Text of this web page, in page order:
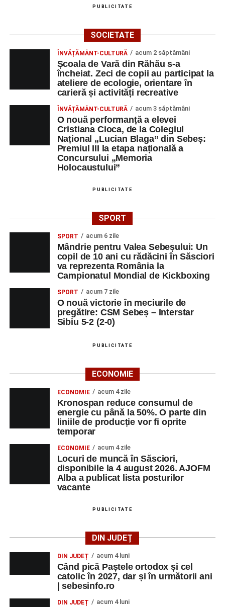
Platoul Centrului Cultural „Lucian
Blaga” Sebeș
(Race Office) pentru competiția„Cicloaventurier de
Râpa Roșie
Orele 17.00–20.00
– Antrenamente libere pe traseul de
Centrul Cultural „Lucian Blaga”
Sebeș – Sala de spectacole
– Proiecție cinematografică:
Gabi Virginia Șarga și Cătălin Rotaru, producător Gabi
DUMINICĂ, 23 AUGUST 2026
Râpa Roșie
„Cicloaventurier de Sebeș”
al competiției MTB pentru copii.
LUNI, 24 AUGUST 2026
Ora 18.00– Activități recreative pentru copii, susținute de
trupele de teatru„Gepetto”și„Pied Piper”
Seară cu tradiții săsești, cu participarea:
Fanfarei din Petrești;
Trupei de Dansuri Săsești;
Alexandrei Pamfilie;
Alfred Dahinten.
– Proiecție cinematografică:
de Federico Fellini și Tullio Pinelli.
MARȚI, 25 AUGUST 2026
Grădina Muzeului Municipal „Ioan
Raica” Sebeș
PUBLICITATE
SOCIETATE
ÎNVĂȚĂMÂNT-CULTURĂ acum 2 săptămâni
Școala de Vară din Răhău s-a
încheiat. Zeci de copii au participat la
ateliere de ecologie, orientare în
carieră și activități recreative
ÎNVĂȚĂMÂNT-CULTURĂ acum 3 săptămâni
O nouă performanță a elevei
Cristiana Cioca, de la Colegiul
Național „Lucian Blaga” din Sebeș:
Premiul III la etapa națională a
Concursului „Memoria
Holocaustului”
PUBLICITATE
SPORT
SPORT acum 6 zile
Mândrie pentru Valea Sebeșului: Un
copil de 10 ani cu rădăcini în Săsciori
va reprezenta România la
Campionatul Mondial de Kickboxing
SPORT acum 7 zile
O nouă victorie în meciurile de
pregătire: CSM Sebeș – Interstar
Sibiu 5-2 (2-0)
PUBLICITATE
ECONOMIE
ECONOMIE acum 4 zile
Kronospan reduce consumul de
energie cu până la 50%. O parte din
liniile de producție vor fi oprite
temporar
ECONOMIE acum 4 zile
Locuri de muncă în Săsciori,
disponibile la 4 august 2026. AJOFM
Alba a publicat lista posturilor
vacante
PUBLICITATE
DIN JUDEȚ
DIN JUDEȚ acum 4 luni
Când pică Paștele ortodox și cel
catolic în 2027, dar și în următorii ani
| sebesinfo.ro
DIN JUDEȚ acum 4 luni